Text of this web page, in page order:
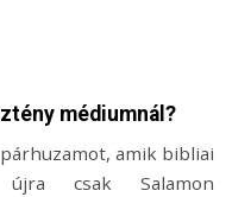
médiumnál?
amik bibliai
csak Salamon